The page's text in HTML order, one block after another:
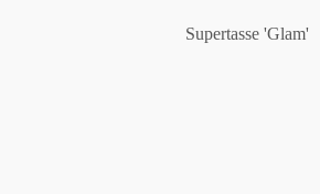
Supertasse 'Glam'